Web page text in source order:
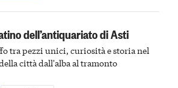
dell’antiquariato di Asti
tra pezzi unici, curiosità e storia nel
città dall'alba al tramonto